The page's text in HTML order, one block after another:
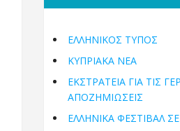
ΕΛΛΗΝΙΚΟΣ ΤΥΠΟΣ
ΚΥΠΡΙΑΚΑ ΝΕΑ
ΕΚΣΤΡΑΤΕΙΑ ΓΙΑ ΤΙΣ
ΑΠΟΖΗΜΙΩΣΕΙΣ
ΕΛΛΗΝΙΚΆ ΦΕΣΤΙΒΆΛ